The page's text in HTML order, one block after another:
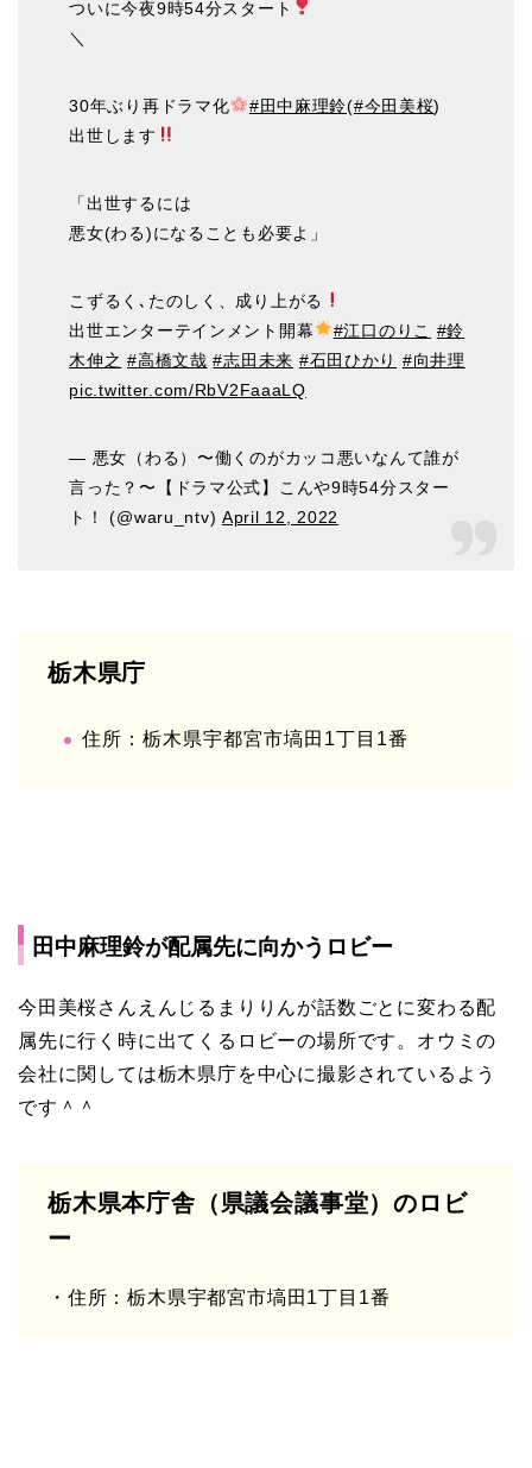
ついに今夜9時54分スタート
＼
30年ぶり再ドラマ化 #田中麻理鈴(#今田美桜)
出世します
「出世するには
悪女(わる)になることも必要よ」
こずるく､たのしく、成り上がる
出世エンターテインメント開幕
#江口のりこ
#鈴
木伸之 #高橋文哉 #志田未来 #石田ひかり #向井理
pic.twitter.com/RbV2FaaaLQ
— 悪女（わる）〜働くのがカッコ悪いなんて誰が
言った？〜【ドラマ公式】こんや9時54分スター
ト！ (@waru_ntv) April 12, 2022
栃木県庁
住所：栃木県宇都宮市塙田1丁目1番
田中麻理鈴が配属先に向かうロビー
今田美桜さんえんじるまりりんが話数ごとに変わる配
属先に行く時に出てくるロビーの場所です。オウミの
会社に関しては栃木県庁を中心に撮影されているよう
です＾＾
栃木県本庁舎（県議会議事堂）のロビ
ー
・住所：栃木県宇都宮市塙田1丁目1番